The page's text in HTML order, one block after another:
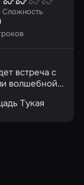
Сложность
встреча с
волшебной
Тукая